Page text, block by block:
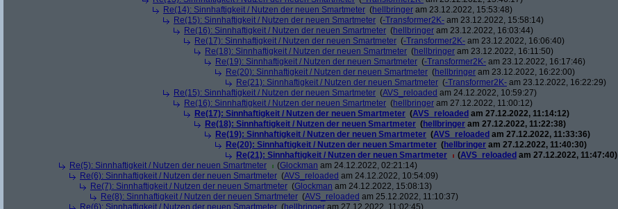
Re(14): Sinnhaftigkeit / Nutzen der neuen Smartmeter (hellbringer am 23.12.2022, 15:53:48)
Re(15): Sinnhaftigkeit / Nutzen der neuen Smartmeter (-Transformer2K- am 23.12.2022, 15:58:14)
Re(16): Sinnhaftigkeit / Nutzen der neuen Smartmeter (hellbringer am 23.12.2022, 16:03:44)
Re(17): Sinnhaftigkeit / Nutzen der neuen Smartmeter (-Transformer2K- am 23.12.2022, 16:06:40)
Re(18): Sinnhaftigkeit / Nutzen der neuen Smartmeter (hellbringer am 23.12.2022, 16:11:50)
Re(19): Sinnhaftigkeit / Nutzen der neuen Smartmeter (-Transformer2K- am 23.12.2022, 16:17:46)
Re(20): Sinnhaftigkeit / Nutzen der neuen Smartmeter (hellbringer am 23.12.2022, 16:22:00)
Re(21): Sinnhaftigkeit / Nutzen der neuen Smartmeter (-Transformer2K- am 23.12.2022, 16:22:29)
Re(15): Sinnhaftigkeit / Nutzen der neuen Smartmeter (AVS_reloaded am 24.12.2022, 10:59:27)
Re(16): Sinnhaftigkeit / Nutzen der neuen Smartmeter (hellbringer am 27.12.2022, 11:00:12)
Re(17): Sinnhaftigkeit / Nutzen der neuen Smartmeter (AVS_reloaded am 27.12.2022, 11:14:12)
Re(18): Sinnhaftigkeit / Nutzen der neuen Smartmeter (hellbringer am 27.12.2022, 11:22:38)
Re(19): Sinnhaftigkeit / Nutzen der neuen Smartmeter (AVS_reloaded am 27.12.2022, 11:33:36)
Re(20): Sinnhaftigkeit / Nutzen der neuen Smartmeter (hellbringer am 27.12.2022, 11:40:30)
Re(21): Sinnhaftigkeit / Nutzen der neuen Smartmeter
(AVS_reloaded am 27.12.2022, 11:47:40)
Re(5): Sinnhaftigkeit / Nutzen der neuen Smartmeter
(Glockman am 24.12.2022, 02:21:14)
Re(6): Sinnhaftigkeit / Nutzen der neuen Smartmeter (AVS_reloaded am 24.12.2022, 10:54:09)
Re(7): Sinnhaftigkeit / Nutzen der neuen Smartmeter (Glockman am 24.12.2022, 15:08:13)
Re(8): Sinnhaftigkeit / Nutzen der neuen Smartmeter (AVS_reloaded am 25.12.2022, 11:10:37)
Re(6): Sinnhaftigkeit / Nutzen der neuen Smartmeter (hellbringer am 27.12.2022, 11:02:45)